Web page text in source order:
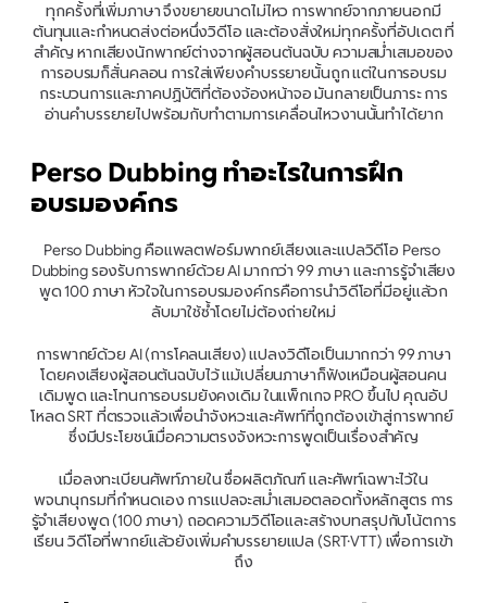
ทุกครั้งที่เพิ่มภาษา จึงขยายขนาดไม่ไหว การพากย์จากภายนอกมี
ต้นทุนและกำหนดส่งต่อหนึ่งวิดีโอ และต้องสั่งใหม่ทุกครั้งที่อัปเดต ที่
สำคัญ หากเสียงนักพากย์ต่างจากผู้สอนต้นฉบับ ความสม่ำเสมอของ
การอบรมก็สั่นคลอน การใส่เพียงคำบรรยายนั้นถูก แต่ในการอบรม
กระบวนการและภาคปฏิบัติที่ต้องจ้องหน้าจอ มันกลายเป็นภาระ การ
อ่านคำบรรยายไปพร้อมกับทำตามการเคลื่อนไหวงานนั้นทำได้ยาก
Perso Dubbing ทำอะไรในการฝึก
อบรมองค์กร
Perso Dubbing คือแพลตฟอร์มพากย์เสียงและแปลวิดีโอ Perso
Dubbing รองรับการพากย์ด้วย AI มากกว่า 99 ภาษา และการรู้จำเสียง
พูด 100 ภาษา หัวใจในการอบรมองค์กรคือการนำวิดีโอที่มีอยู่แล้วก
ลับมาใช้ซ้ำโดยไม่ต้องถ่ายใหม่
การพากย์ด้วย AI (การโคลนเสียง) แปลงวิดีโอเป็นมากกว่า 99 ภาษา
โดยคงเสียงผู้สอนต้นฉบับไว้ แม้เปลี่ยนภาษาก็ฟังเหมือนผู้สอนคน
เดิมพูด และโทนการอบรมยังคงเดิม ในแพ็กเกจ PRO ขึ้นไป คุณอัป
โหลด SRT ที่ตรวจแล้วเพื่อนำจังหวะและศัพท์ที่ถูกต้องเข้าสู่การพากย์
ซึ่งมีประโยชน์เมื่อความตรงจังหวะการพูดเป็นเรื่องสำคัญ
เมื่อลงทะเบียนศัพท์ภายใน ชื่อผลิตภัณฑ์ และศัพท์เฉพาะไว้ใน
พจนานุกรมที่กำหนดเอง การแปลจะสม่ำเสมอตลอดทั้งหลักสูตร การ
รู้จำเสียงพูด (100 ภาษา) ถอดความวิดีโอและสร้างบทสรุปกับโน้ตการ
เรียน วิดีโอที่พากย์แล้วยังเพิ่มคำบรรยายแปล (SRT·VTT) เพื่อการเข้า
ถึง